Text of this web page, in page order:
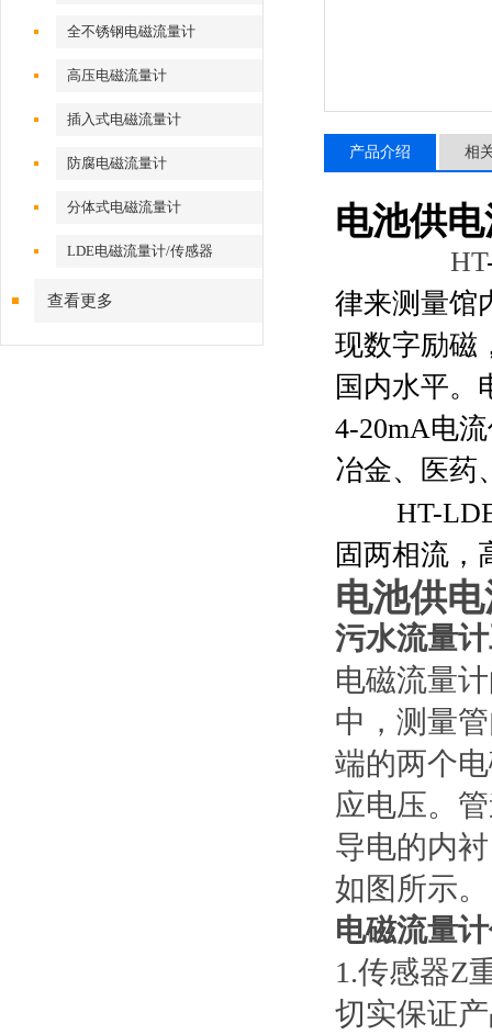
全不锈钢电磁流量计
高压电磁流量计
插入式电磁流量计
防腐电磁流量计
分体式电磁流量计
LDE电磁流量计/传感器
查看更多
产品介绍 相
电池供
HT
律来测量馆
现数字励磁
国内水平。
4-20mA电
冶金、医药
HT-
固两相流，
电池供
污水流量
电磁流量
中，测量
端的两个
应电压。
导电的内
如图所示。
电磁流量
1.传感器Z
切实保证